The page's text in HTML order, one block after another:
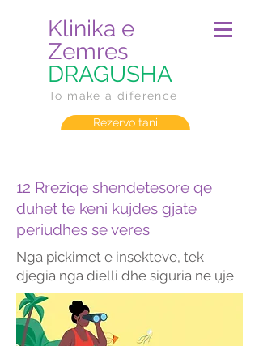
Klinika e
Zemres
DRAGUSHA
To make a diference
Rezervo tani
12 Rreziqe shendetesore qe
duhet te keni kujdes gjate
periudhes se veres
Nga pickimet e insekteve, tek
djegia nga dielli dhe siguria ne ụje